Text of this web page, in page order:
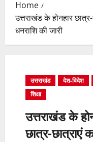
Home
उत्तराखंड के होनहार
धनराशि की जारी
उत्तराखंड देश-विदेश
शिक्षा
उत्तराखंड के
छात्र-छात्राएं